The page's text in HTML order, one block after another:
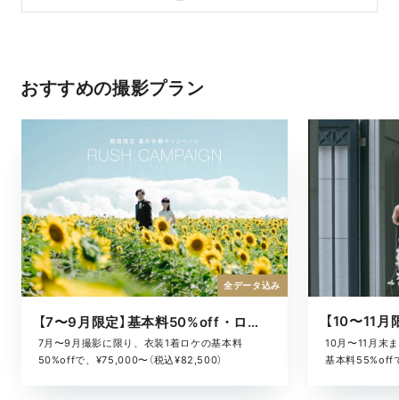
おすすめの撮影プラン
【7〜9月限定】基本料50%off・ロケキャンペーン
7月〜9月撮影に限り、衣装1着ロケの基本料
50%offで、¥75,000〜（税込¥82,500）
全データ込み
10月〜11月末
基本料55%off